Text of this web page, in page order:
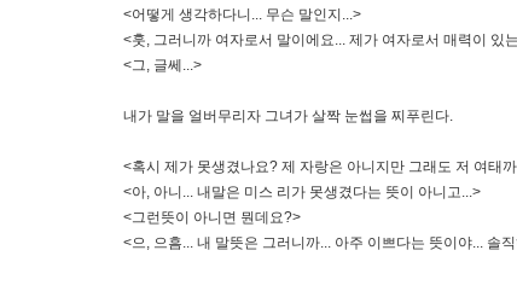
<어떻게 생각하다니... 무슨 말인지...>
<훗, 그러니까 여자로서 말이에요... 제가 여자로서 매력이 있
<그, 글쎄...>
내가 말을 얼버무리자 그녀가 살짝 눈썹을 찌푸린다.
<혹시 제가 못생겼나요? 제 자랑은 아니지만 그래도 저 여태
<아, 아니... 내말은 미스 리가 못생겼다는 뜻이 아니고...>
<그런뜻이 아니면 뭔데요?>
<으, 으흠... 내 말뜻은 그러니까... 아주 이쁘다는 뜻이야... 솔